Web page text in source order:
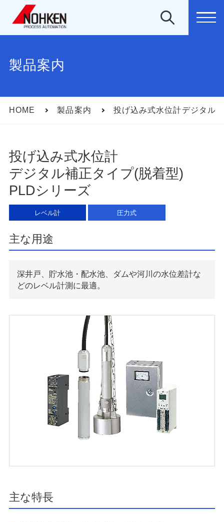
製品案内
HOME 製品案内 投げ込み式水位計デジタル
投げ込み式水位計
デジタル補正タイプ(脱着型)
PLDシリーズ
レベル計 圧⼒式
主な用途
深井戸、貯水池・配水池、ダムや河川の水位差計な
どのレベル計測に最適。
主な特長